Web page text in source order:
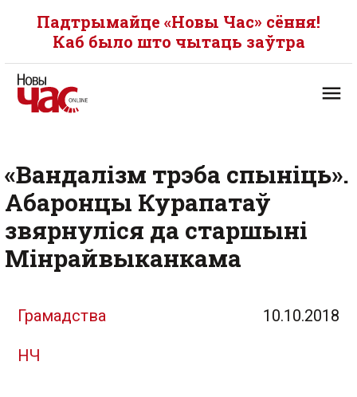
Падтрымайце «Новы Час» сёння!
Каб было што чытаць заўтра
«Вандалізм трэба спыніць».
Абаронцы Курапатаў
звярнуліся да старшыні
Мінрайвыканкама
Грамадства 10.10.2018
НЧ